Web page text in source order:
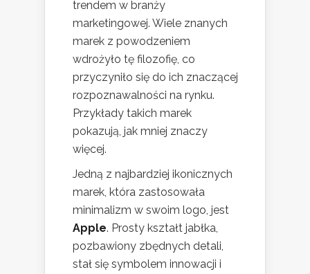
trendem w branży
marketingowej. Wiele znanych
marek z powodzeniem
wdrożyło tę filozofię, co
przyczyniło się do ich znaczącej
rozpoznawalności na rynku.
Przykłady takich marek
pokazują, jak mniej znaczy
więcej.
Jedną z najbardziej ikonicznych
marek, która zastosowała
minimalizm w swoim logo, jest
Apple. Prosty kształt jabłka,
pozbawiony zbędnych detali,
stał się symbolem innowacji i